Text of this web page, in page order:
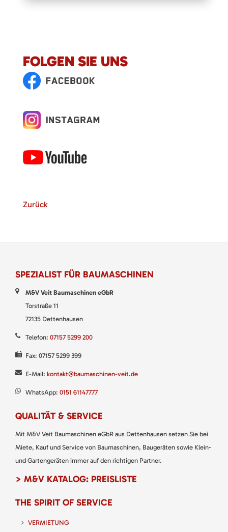
FOLGEN SIE UNS
Zurück
SPEZIALIST FÜR BAUMASCHINEN
M&V Veit Baumaschinen eGbR
Torstraße 11
72135 Dettenhausen
Telefon: 07157 5299 200
Fax: 07157 5299 399
E-Mail: kontakt@baumaschinen-veit.de
WhatsApp: 0151 61147777
QUALITÄT & SERVICE
Mit M&V Veit Baumaschinen eGbR aus Dettenhausen setzen Sie bei
Miete, Kauf und Service von Baumaschinen, Baugeräten sowie Klein-
und Gartengeräten immer auf den richtigen Partner.
> M&V KATALOG: PREISLISTE
THE SPIRIT OF SERVICE
VERMIETUNG